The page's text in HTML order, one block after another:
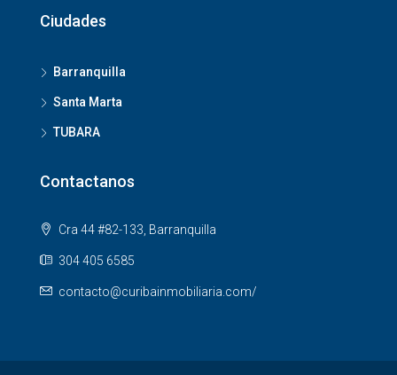
Ciudades
Barranquilla
Santa Marta
TUBARA
Contactanos
Cra 44 #82-133, Barranquilla
304 405 6585
contacto@curibainmobiliaria.com/